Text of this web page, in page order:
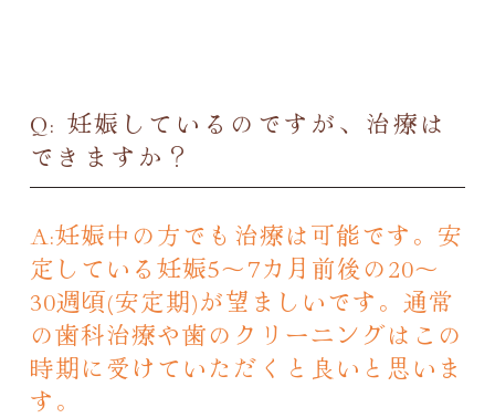
Q: 妊娠しているのですが、治療は
できますか？
A:妊娠中の方でも治療は可能です。安
定している妊娠5～7カ月前後の20～
30週頃(安定期)が望ましいです。通常
の歯科治療や歯のクリーニングはこの
時期に受けていただくと良いと思いま
す。